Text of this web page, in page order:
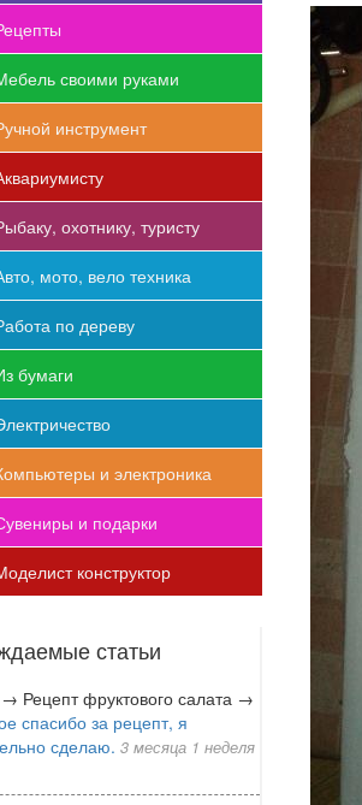
своими руками
инструмент
охотнику, туристу
мото, вело техника
по дереву
бумаги
и электроника
и подарки
конструктор
статьи
→ Рецепт фруктового салата →
спасибо за рецепт, я
сделаю. 3 месяца 1 неделя